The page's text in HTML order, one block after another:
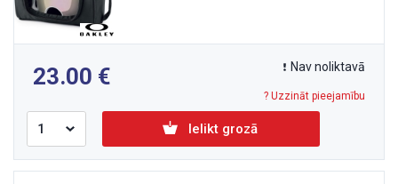
23.00 Nav noliktavā
? Uzzināt pieejamību
Ielikt grozā